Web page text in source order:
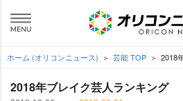
ホーム (オリコンニュース) 芸能 TOP 2018
2018年ブレイク芸人ランキング